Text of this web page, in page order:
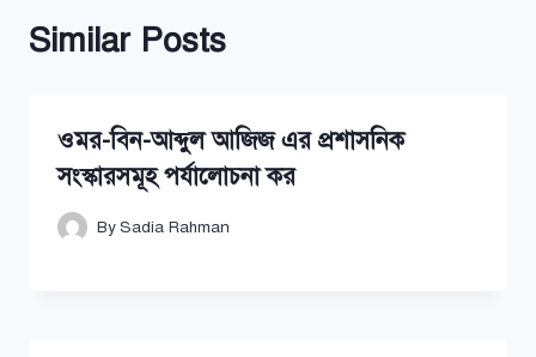
Similar Posts
ওমর-বিন-আব্দুল আজিজ এর প্রশাসনিক
সংস্কারসমূহ পর্যালোচনা কর
BySadia Rahman